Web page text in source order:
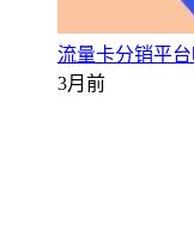
流量卡分销平
3月前